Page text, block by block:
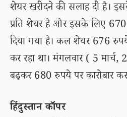
शेयर खरीदने की सलाह दी है।
प्रति शेयर है और इसके लिए
दिया गया है। कल शेयर 676
कर रहा था। मंगलवार ( 5
बढ़कर 680 रुपये पर कारोबार कर
हिंदुस्तान कॉपर